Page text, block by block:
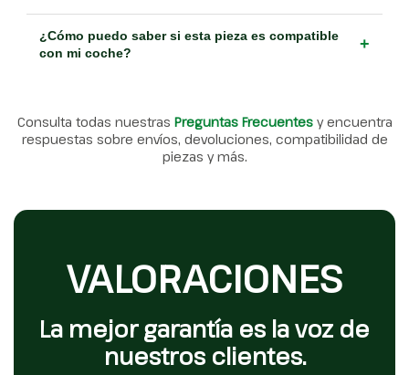
¿Cómo puedo saber si esta pieza es compatible
con mi coche?
+
Consulta todas nuestras Preguntas Frecuentes y encuentra
respuestas sobre envíos, devoluciones, compatibilidad de
piezas y más.
VALORACIONES
La mejor garantía es la voz de
nuestros clientes.